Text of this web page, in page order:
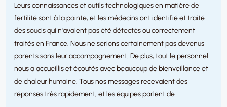
Leurs connaissances et outils technologiques en matière de
fertilité sont à la pointe, et les médecins ont identifié et traité
des soucis qui n'avaient pas été détectés ou correctement
traités en France. Nous ne serions certainement pas devenus
parents sans leur accompagnement. De plus, tout le personnel
nous a accueillis et écoutés avec beaucoup de bienveillance et
de chaleur humaine. Tous nos messages recevaient des
réponses très rapidement, et les équipes parlent de